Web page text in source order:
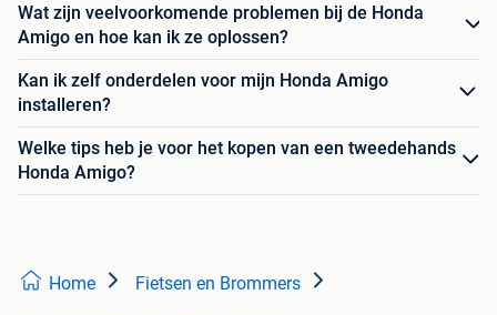
Wat zijn veelvoorkomende problemen bij de Honda
Amigo en hoe kan ik ze oplossen?
Kan ik zelf onderdelen voor mijn Honda Amigo
installeren?
Welke tips heb je voor het kopen van een tweedehands
Honda Amigo?
Home Fietsen en Brommers